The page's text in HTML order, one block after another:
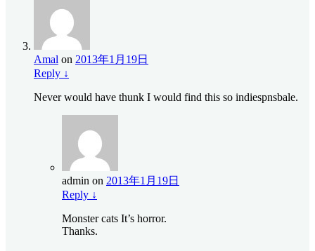
Amal on 2013年1月19日
Reply ↓
Never would have thunk I would find this so indiespnsbale.
admin on 2013年1月19日
Reply ↓
Monster cats It’s horror.
Thanks.